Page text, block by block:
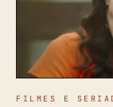
FILMES E